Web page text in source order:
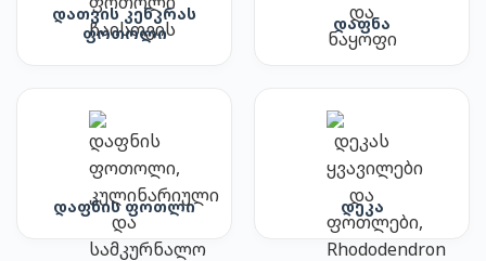
დათვის კენკრას
ფოთოლი
დაფნა
დაფნის ფოთლი დეკა